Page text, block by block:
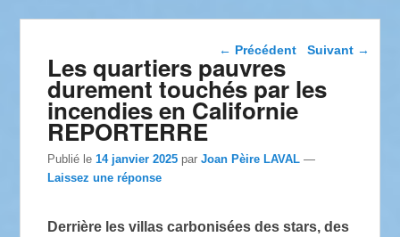
Navigation dans les
← Précédent Suivant →
Les quartiers pauvres
durement touchés par les
incendies en Californie
REPORTERRE
Publié le14 janvier 2025 parJoan Pèire LAVAL —
Laissez une réponse
Derrière les villas carbonisées des stars, des